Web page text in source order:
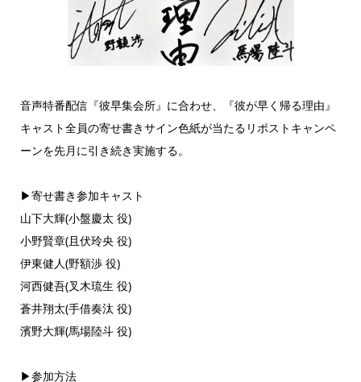
音声特番配信『彼早集会所』に合わせ、『彼が早く帰る理由』
キャスト全員の寄せ書きサイン色紙が当たるリポストキャンペ
ーンを先月に引き続き実施する。
▶︎寄せ書き参加キャスト
山下大輝(小盤慶太 役)
小野賢章(且伏玲央 役)
伊東健人(野額渉 役)
河西健吾(叉木琉生 役)
蒼井翔太(手借奏汰 役)
濱野大輝(馬場陸斗 役)
▶︎参加方法